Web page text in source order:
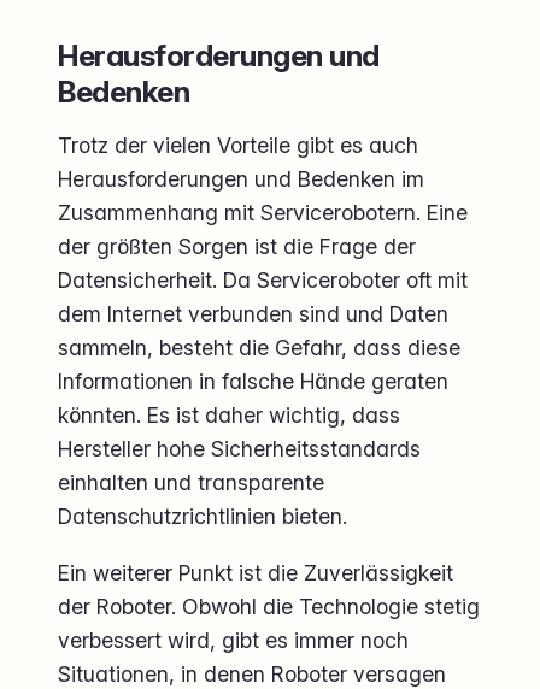
Herausforderungen und
Bedenken
Trotz der vielen Vorteile gibt es auch
Herausforderungen und Bedenken im
Zusammenhang mit Servicerobotern. Eine
der größten Sorgen ist die Frage der
Datensicherheit. Da Serviceroboter oft mit
dem Internet verbunden sind und Daten
sammeln, besteht die Gefahr, dass diese
Informationen in falsche Hände geraten
könnten. Es ist daher wichtig, dass
Hersteller hohe Sicherheitsstandards
einhalten und transparente
Datenschutzrichtlinien bieten.
Ein weiterer Punkt ist die Zuverlässigkeit
der Roboter. Obwohl die Technologie stetig
verbessert wird, gibt es immer noch
Situationen, in denen Roboter versagen